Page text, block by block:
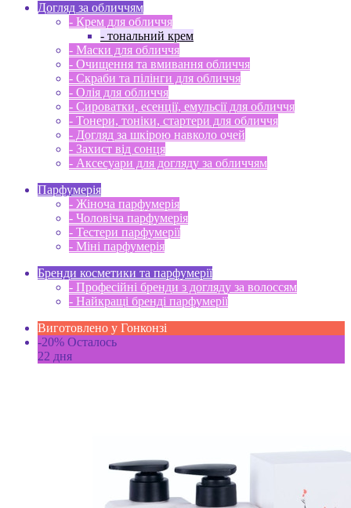
Догляд за обличчям
- Крем для обличчя
- тональний крем
- Маски для обличчя
- Очищення та вмивання обличчя
- Скраби та пілінги для обличчя
- Олія для обличчя
- Сироватки, есенції, емульсії для обличчя
- Тонери, тоніки, стартери для обличчя
- Догляд за шкірою навколо очей
- Захист від сонця
- Аксесуари для догляду за обличчям
Парфумерія
- Жіноча парфумерія
- Чоловіча парфумерія
- Тестери парфумерії
- Міні парфумерія
Бренди косметики та парфумерії
- Професійні бренди з догляду за волоссям
- Найкращі бренді парфумерії
Виготовлено у Гонконзі
-20% Осталось
22 дня